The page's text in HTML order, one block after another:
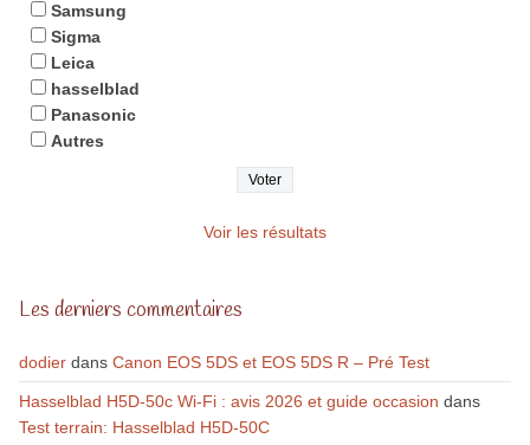
Samsung
Sigma
Leica
hasselblad
Panasonic
Autres
Voir les résultats
Les derniers commentaires
dodierdans Canon EOS 5DS et EOS 5DS R – Pré Test
Hasselblad H5D-50c Wi-Fi : avis 2026 et guide occasion dans
Test terrain: Hasselblad H5D-50C